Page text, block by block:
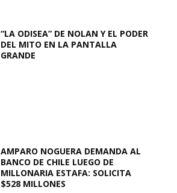
“LA ODISEA” DE NOLAN Y EL PODER
DEL MITO EN LA PANTALLA
GRANDE
AMPARO NOGUERA DEMANDA AL
BANCO DE CHILE LUEGO DE
MILLONARIA ESTAFA: SOLICITA
$528 MILLONES